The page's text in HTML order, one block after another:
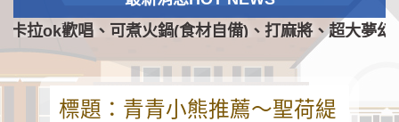
拉ok歡唱、可煮火鍋(食材自備)、打麻將、超大夢幻
標題：青青小熊推薦～聖荷緹